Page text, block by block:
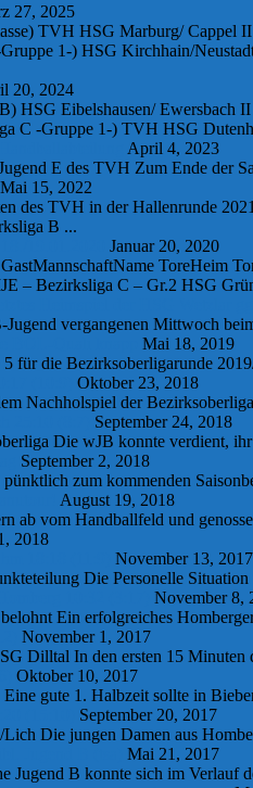
27, 2025
TVH HSG Marburg/
1-) HSG Kirchhain/
20, 2024
HSG Eibelshausen/
C -Gruppe 1-) TVH HSG
April 4, 2023
E des TVH Zum Ende der
Mai 15, 2022
des TVH in der Hallenrunde
B ...
Januar 20, 2020
ToreHeim
– Bezirksliga C – Gr.2 HSG
vergangenen Mittwoch
Mai 18, 2019
für die Bezirksoberligarunde
Oktober 23, 2018
Nachholspiel der
September 24, 2018
Die wJB konnte verdient,
September 2, 2018
zum kommenden
August 19, 2018
ab vom Handballfeld und
2018
November 13, 2017
Die Personelle
November 8,
Ein erfolgreiches
November 1, 2017
Dilltal In den ersten 15 Minuten
Oktober 10, 2017
gute 1. Halbzeit sollte in
September 20, 2017
Die jungen Damen aus
Mai 21, 2017
Jugend B konnte sich im Verlauf